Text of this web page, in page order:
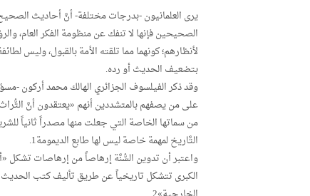
يرى العلمانيون -بدرجات مختلفة- أنَّ أحاديث
الصحيحين فإنها لا تنفك عن منظومة الفكر العام،
لأنظارهم؛ كونهما مما تلقته الأمة بالقبول، وليس
بتضعيف الحديث أو رده.
وقد ذكر الفيلسوف الجزائري الهالك محمد أركون -
على من يصفهم بالمتشددين أنهم «يعتقدون أنَّ
من سماتها الخاصة التي جعلت منها مصدراً ثانياً
التَّاريخ لمهمة خاصة ليس لها طابع الديمومة1.
واعتبر أن تدوين السُّنَّة إرهاصاً من إرهاصات
الكبرى تتشكل تاريخياً عن طريق تأليف كتب الحديث